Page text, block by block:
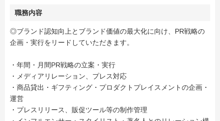
職務内容
◎ブランド認知向上とブランド価値の最大化に向け、PR戦略の
企画・実行をリードしていただきます。
・年間・月間PR戦略の立案・実行
・メディアリレーション、プレス対応
・商品貸出・ギフティング・プロダクトプレイスメントの企画・
運営
・プレスリリース、販促ツール等の制作管理